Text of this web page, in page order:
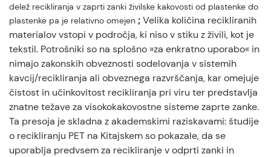
delež recikliranja v zaprti zanki živilske kakovosti od plastenke do
plastenke pa je relativno omejen ;Velika količina recikliranih
materialov vstopi v področja, ki niso v stiku z živili, kot je
tekstil. Potrošniki so na splošno »za enkratno uporabo« in
nimajo zakonskih obveznosti sodelovanja v sistemih
kavcij/recikliranja ali obveznega razvrščanja, kar omejuje
čistost in učinkovitost recikliranja pri viru ter predstavlja
znatne težave za visokokakovostne sisteme zaprte zanke.
Ta presoja je skladna z akademskimi raziskavami: študije
o recikliranju PET na Kitajskem so pokazale, da se
uporablja predvsem za recikliranje v odprti zanki in